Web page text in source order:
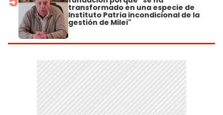
transformado en una especie de
Instituto Patria incondicional de la
gestión de Milei"